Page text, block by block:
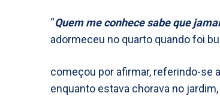
“Quem me conhece sabe que
adormeceu no quarto quando foi
começou por afirmar, referindo-se
enquanto estava chorava no